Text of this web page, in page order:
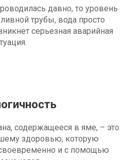
давно, то уровень
трубы, вода просто
серьезная аварийная
содержащееся в яме, – это
здоровью, которую
и с помощью